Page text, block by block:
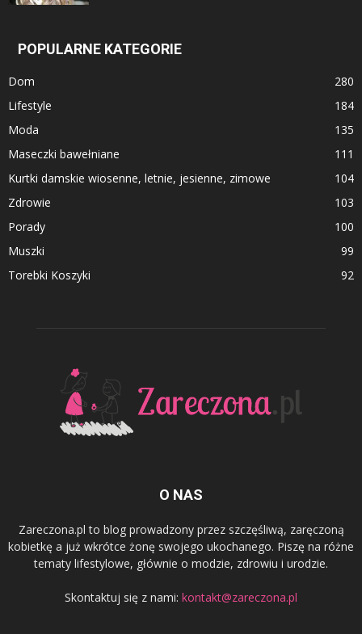
POPULARNE KATEGORIE
Dom
280
Lifestyle
184
Moda
135
Maseczki bawełniane
111
Kurtki damskie wiosenne, letnie, jesienne, zimowe
104
Zdrowie
103
Porady
100
Muszki
99
Torebki Koszyki
92
O NAS
Zareczona.pl to blog prowadzony przez szczęśliwą, zaręczoną
kobietkę a już wkrótce żonę swojego ukochanego. Piszę na różne
tematy lifestylowe, głównie o modzie, zdrowiu i urodzie.
Skontaktuj się z nami: kontakt@zareczona.pl